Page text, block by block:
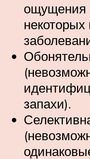
ощущения
некоторых
запахи).